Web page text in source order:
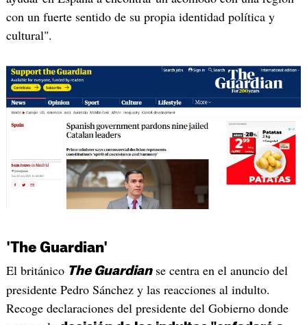
con un fuerte sentido de su propia identidad política y
cultural".
'The Guardian'
El británico The Guardianse centra en el anuncio del
presidente Pedro Sánchez y las reacciones al indulto.
Recoge declaraciones del presidente del Gobierno donde